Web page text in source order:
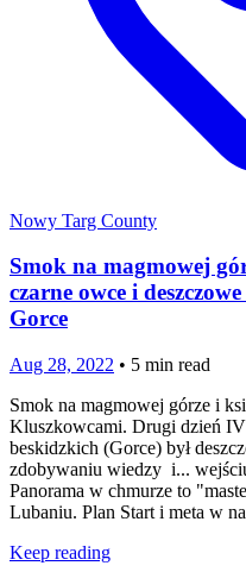
Nowy Targ County
Smok na magmowej
czarne owce i
Gorce
Aug 28, 2022 • 5 min read
Smok na magmowej górze i
Kluszkowcami. Drugi dzień
beskidzkich (Gorce) był
zdobywaniu wiedzy i...
Panorama w chmurze to
Lubaniu. Plan Start i meta w
Keep reading